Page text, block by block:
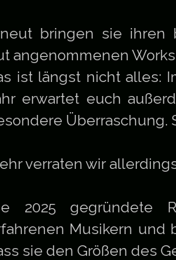
bringen sie ihren
angenommenen
ist längst nicht alles:
erwartet euch
Überraschung.
verraten wir
2025 gegründete
Musikern und
sie den Größen des